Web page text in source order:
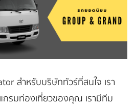
สำหรับบริษัททัวร์ที่สนใจ เรา
กรมท่องเที่ยวของคุณ เรามีทีม